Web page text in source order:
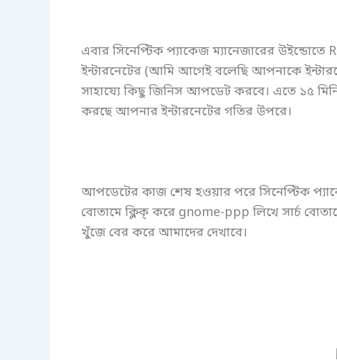
এবার সিনেপ্টিক প্যাকেজ ম্যানেজারের উইন্ডোতে
ইন্টারনেটের (আমি আগেই বলেছি আপনাকে
সাহায্যে কিছু জিনিস আপডেট করবে। এতে ১৫
করছে আপনার ইন্টারনেটের গতির উপরে।
আপডেটের কাজ শেষ হওয়ার পরে সিনেপ্টিক
বোতামে ক্লিক্ করে gnome-ppp লিখে সার্চ
খুঁজে বের করে আমাদের দেখাবে।